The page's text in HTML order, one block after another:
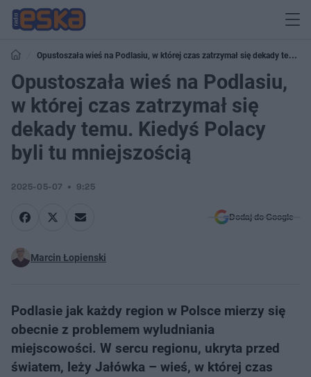
Opustoszała wieś na Podlasiu, w której czas zatrzymał się dekady temu.
Kiedyś Polacy byli tu mniejszością
Opustoszała wieś na Podlasiu,
w której czas zatrzymał się
dekady temu. Kiedyś Polacy
byli tu mniejszością
2025-05-07 9:25
Dodaj do Google
Marcin Łopienski
Podlasie jak każdy region w Polsce mierzy się
obecnie z problemem wyludniania
miejscowości. W sercu regionu, ukryta przed
światem, leży Jałówka – wieś, w której czas